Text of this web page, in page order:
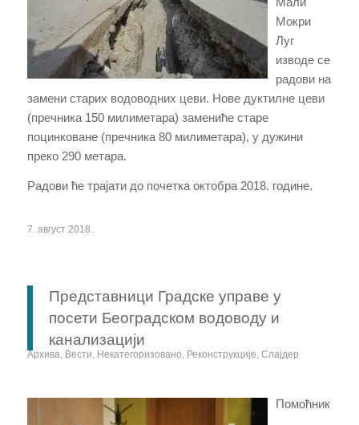
Мокри
Луг
изводе се
радови на
замени старих водоводних цеви. Нове дуктилне цеви
(пречника 150 милиметара) замениће старе
поцинковане (пречника 80 милиметара), у дужини
преко 290 метара.
Радови ће трајати до почетка октобра 2018. године.
7. август 2018.
Представници Градске управе у
посети Београдском водоводу и
канализацији
Архива, Вести, Некатегоризовано, Реконструкције, Слајдер
Помоћник